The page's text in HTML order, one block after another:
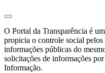
O Portal da Transparência é
propicia o controle social
informações públicas do
solicitações de informações
Informação.